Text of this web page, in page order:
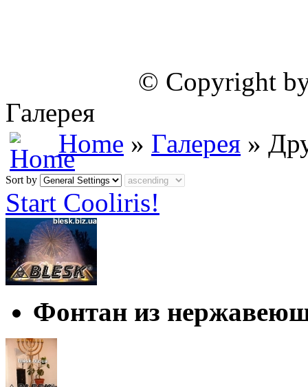
© Copyright
Галерея
Home » Галерея »
Sort by
Start Cooliris!
Фонтан из